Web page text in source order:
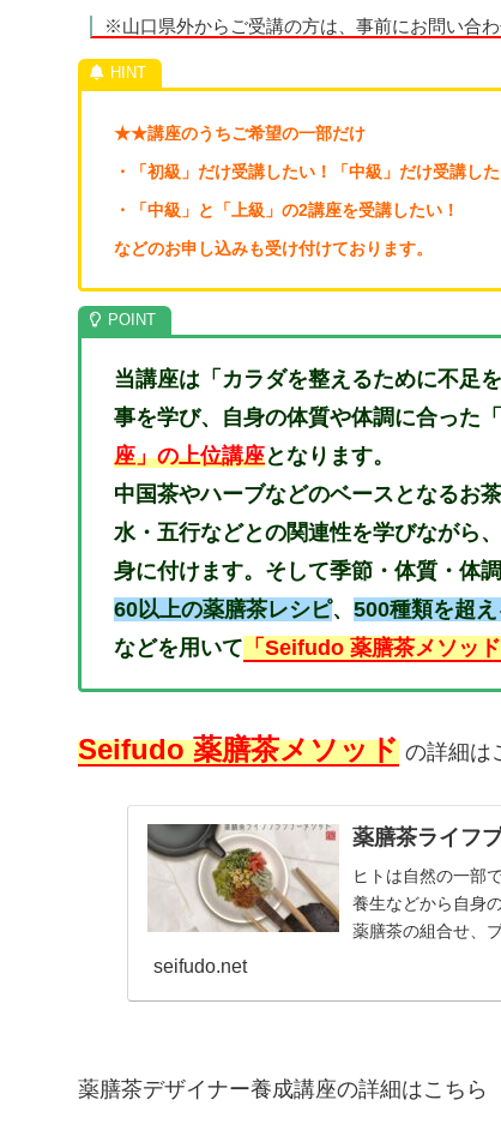
※山口県外からご受講の方は、事前にお問い合
★★講座のうちご希望の一部だけ
・「初級」だけ受講したい！「中級」だけ受講した
・「中級」と「上級」の2講座を受講したい！
などのお申し込みも受け付けております。
当講座は「カラダを整えるために不足
事を学び、自身の体質や体調に合った
座」の上位講座となります。
中国茶やハーブなどのベースとなるお
水・五行などとの関連性を学びながら
身に付けます。そして季節・体質・体
60以上の薬膳茶レシピ、 500種類を超
などを用いて 「Seifudo 薬膳茶メソッド
Seifudo 薬膳茶メソッド の詳細は
薬膳茶ライフ
ヒトは自然の一部
養生などから自身
薬膳茶の組合せ、
seifudo.net
薬膳茶デザイナー養成講座の詳細はこちら